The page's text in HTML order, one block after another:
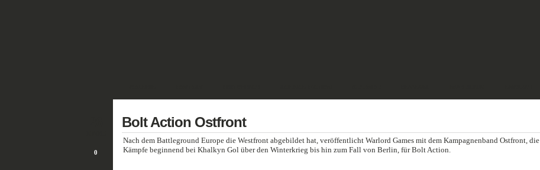
0
Bolt Action Ostfront
Nach dem Battleground Europe die Westfront abgebildet hat, veröffentlicht Warlord Games mit dem Kampagnenband Ostfront, die
Kämpfe beginnend bei Khalkyn Gol über den Winterkrieg bis hin zum Fall von Berlin, für Bolt Action.